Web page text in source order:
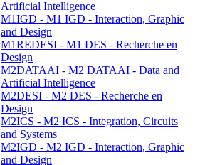
Artificial Intelligence
M1IGD - M1 IGD - Interaction, Graphic
and Design
M1REDESI - M1 DES - Recherche en
Design
M2DATAAI - M2 DATAAI - Data and
Artificial Intelligence
M2DESI - M2 DES - Recherche en
Design
M2ICS - M2 ICS - Integration, Circuits
and Systems
M2IGD - M2 IGD - Interaction, Graphic
and Design